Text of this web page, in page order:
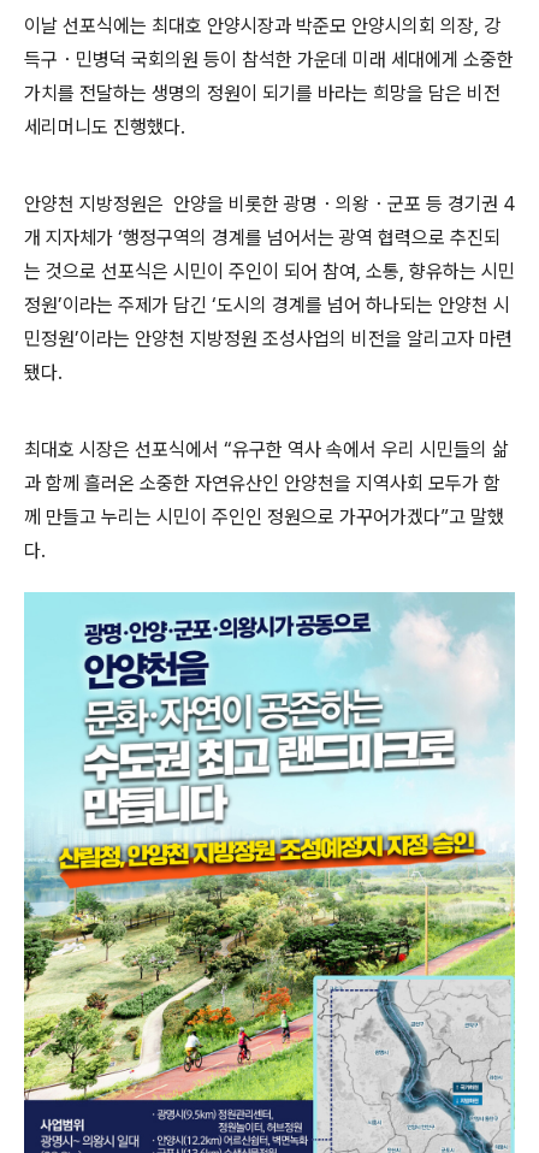
이날 선포식에는 최대호 안양시장과 박준모 안양시의회 의장, 강
득구 ・ 민병덕 국회의원 등이 참석한 가운데 미래 세대에게 소중한
가치를 전달하는 생명의 정원이 되기를 바라는 희망을 담은 비전
세리머니도 진행했다.
안양천 지방정원은 안양을 비롯한 광명 ・ 의왕 ・ 군포 등 경기권 4
개 지자체가 ‘행정구역의 경계를 넘어서는 광역 협력으로 추진되
는 것으로 선포식은 시민이 주인이 되어 참여, 소통, 향유하는 시민
정원’이라는 주제가 담긴 ‘도시의 경계를 넘어 하나되는 안양천 시
민정원’이라는 안양천 지방정원 조성사업의 비전을 알리고자 마련
됐다.
최대호 시장은 선포식에서 “유구한 역사 속에서 우리 시민들의 삶
과 함께 흘러온 소중한 자연유산인 안양천을 지역사회 모두가 함
께 만들고 누리는 시민이 주인인 정원으로 가꾸어가겠다”고 말했
다.